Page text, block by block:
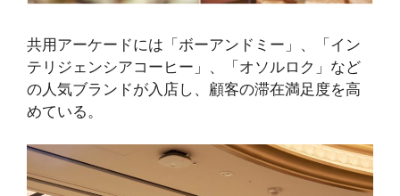
共用アーケードには「ボーアンドミー」、「イン
テリジェンシアコーヒー」、「オソルロク」など
の人気ブランドが入店し、顧客の滞在満足度を高
めている。